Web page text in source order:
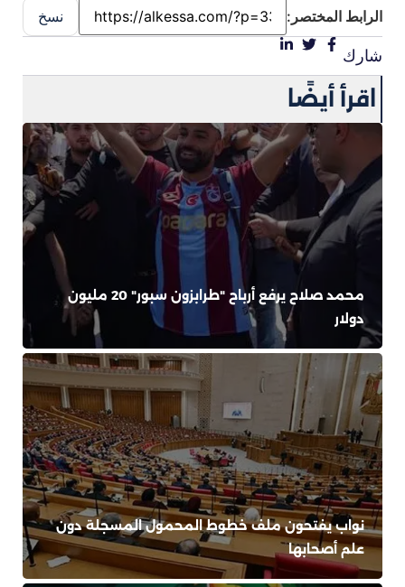
الرابط المختصر: نسخ
شارك
اقرأ أيضًا
محمد صلاح يرفع أرباح "طرابزون سبور" 20 مليون
دولار
نواب يفتحون ملف خطوط المحمول المسجلة دون
علم أصحابها